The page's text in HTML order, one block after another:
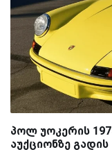
პოლ უოკერის
აუქციონზე გადის